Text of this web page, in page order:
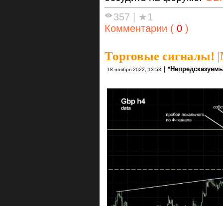
357
★1
Комментарии ( 0 )
Торговые сигналы! |
18 ноября 2022, 13:53